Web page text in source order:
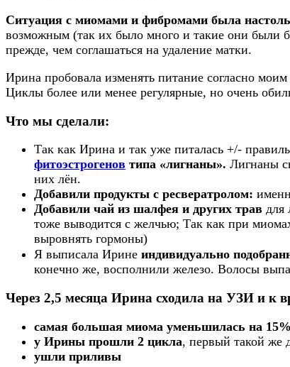
Ситуация с миомами и фибромами была
возможным (так их было много и такие они были
прежде, чем соглашаться на удаление матки.
Ирина пробовала изменять питание согласно
Циклы более или менее регулярные, но очень
Что мы сделали:
Так как Ирина и так уже питалась +/-
фитоэстрогенов типа «лигнаны». Лигнаны
них лён.
Добавили продукты с ресвератролом:
Добавили чай из шалфея и других трав для
тоже выводится с желчью; Так как при
выровнять гормоны)
Я выписала Ирине индивидуально
конечно же, восполнили железо. Волосы
Через 2,5 месяца Ирина сходила на УЗИ и к
самая большая миома уменьшилась на 15%
у Ирины прошли 2 цикла, первый такой же
ушли приливы